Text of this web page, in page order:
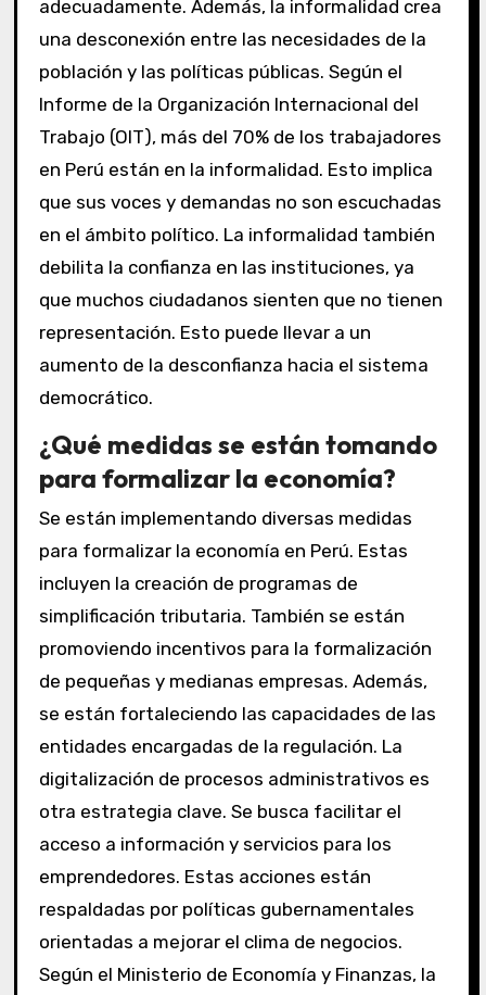
adecuadamente. Además, la informalidad crea
una desconexión entre las necesidades de la
población y las políticas públicas. Según el
Informe de la Organización Internacional del
Trabajo (OIT), más del 70% de los trabajadores
en Perú están en la informalidad. Esto implica
que sus voces y demandas no son escuchadas
en el ámbito político. La informalidad también
debilita la confianza en las instituciones, ya
que muchos ciudadanos sienten que no tienen
representación. Esto puede llevar a un
aumento de la desconfianza hacia el sistema
democrático.
¿Qué medidas se están tomando
para formalizar la economía?
Se están implementando diversas medidas
para formalizar la economía en Perú. Estas
incluyen la creación de programas de
simplificación tributaria. También se están
promoviendo incentivos para la formalización
de pequeñas y medianas empresas. Además,
se están fortaleciendo las capacidades de las
entidades encargadas de la regulación. La
digitalización de procesos administrativos es
otra estrategia clave. Se busca facilitar el
acceso a información y servicios para los
emprendedores. Estas acciones están
respaldadas por políticas gubernamentales
orientadas a mejorar el clima de negocios.
Según el Ministerio de Economía y Finanzas, la